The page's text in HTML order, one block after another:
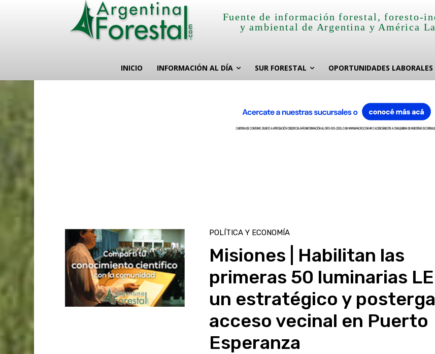
Fuente de información forestal, foresto-
y ambiental de Argentina y América
INICIO INFORMACIÓN AL DÍA SUR FORESTAL OPORTUNIDADES LABORALES
POLÍTICA Y ECONOMÍA
Misiones | Habilitan las
primeras 50 luminarias
un estratégico y
acceso vecinal en Puerto
Esperanza